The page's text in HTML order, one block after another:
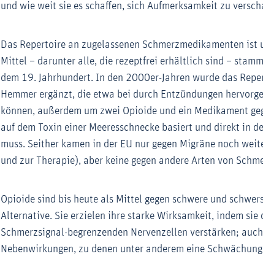
und wie weit sie es schaffen, sich Aufmerksamkeit zu
Das Repertoire an zugelassenen Schmerzmedikamenten
Mittel – darunter alle, die rezeptfrei erhältlich sind –
dem 19. Jahrhundert. In den 2000er-Jahren wurde das
Hemmer ergänzt, die etwa bei durch Entzündungen
können, außerdem um zwei Opioide und ein Medikament
auf dem Toxin einer Meeresschnecke basiert und direkt in
muss. Seither kamen in der EU nur gegen Migräne noch
und zur Therapie), aber keine gegen andere Arten von
Opioide sind bis heute als Mittel gegen schwere und
Alternative. Sie erzielen ihre starke Wirksamkeit, indem sie
Schmerzsignal-begrenzenden Nervenzellen verstärken;
Nebenwirkungen, zu denen unter anderem eine